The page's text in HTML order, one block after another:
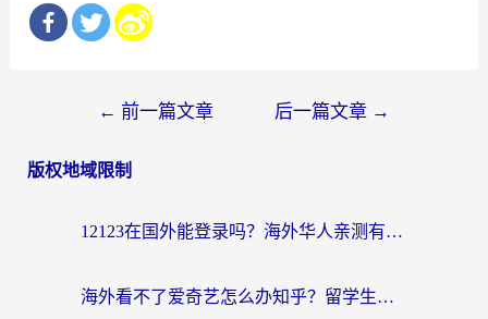
导
← 前一篇文章 后一篇文章 →
版权地域限制
12123在国外能登录吗？海外华人亲测有效的回国加速器选择指南
海外看不了爱奇艺怎么办知乎？留学生亲测有效的回国加速方案